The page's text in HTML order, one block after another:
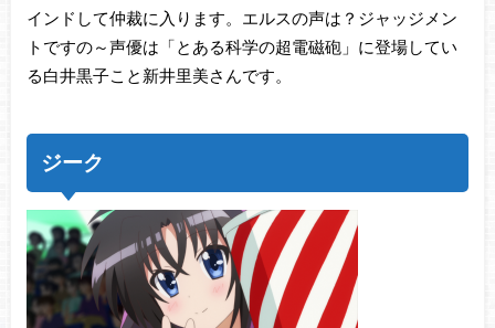
インドして仲裁に入ります。エルスの声は？ジャッジメン
トですの～声優は「とある科学の超電磁砲」に登場してい
る白井黒子こと新井里美さんです。
ジーク